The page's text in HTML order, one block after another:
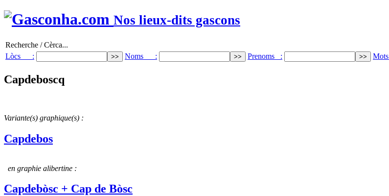
Nos lieux-dits gascons
Recherche / Cèrca...
Lòcs :
Noms : Prenoms :
Capdeboscq
Variante(s) graphique(s) :
Capdebos
en graphie alibertine :
Capdebòsc + Cap de Bòsc